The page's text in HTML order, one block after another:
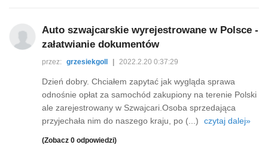
Auto szwajcarskie wyrejestrowane w Polsce -
załatwianie dokumentów
przez: grzesiekgoll 2022.2.20 0:37:29
Dzień dobry. Chciałem zapytać jak wygląda sprawa
odnośnie opłat za samochód zakupiony na terenie Polski
ale zarejestrowany w Szwajcari.Osoba sprzedająca
przyjechała nim do naszego kraju, po (...)
czytaj dalej»
(Zobacz 0 odpowiedzi)